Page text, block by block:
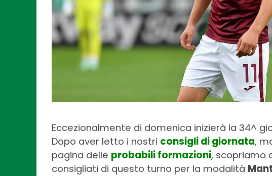
Eccezionalmente di domenica inizierà la 34^
Dopo aver letto i nostri consigli di giornata,
pagina delle probabili formazioni, scopriamo
consigliati di questo turno per la modalità